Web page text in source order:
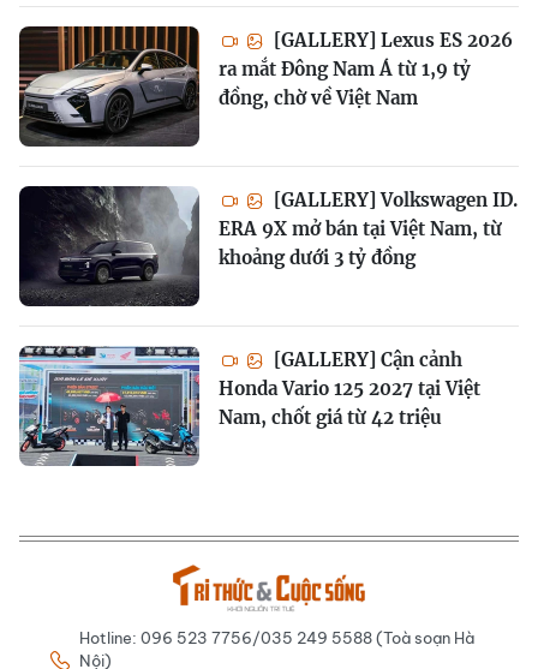
[GALLERY] Lexus ES 2026
ra mắt Đông Nam Á từ 1,9 tỷ
đồng, chờ về Việt Nam
[GALLERY] Volkswagen ID.
ERA 9X mở bán tại Việt Nam, từ
khoảng dưới 3 tỷ đồng
[GALLERY] Cận cảnh
Honda Vario 125 2027 tại Việt
Nam, chốt giá từ 42 triệu
Hotline: 096 523 7756/035 249 5588 (Toà soạn Hà
Nội)